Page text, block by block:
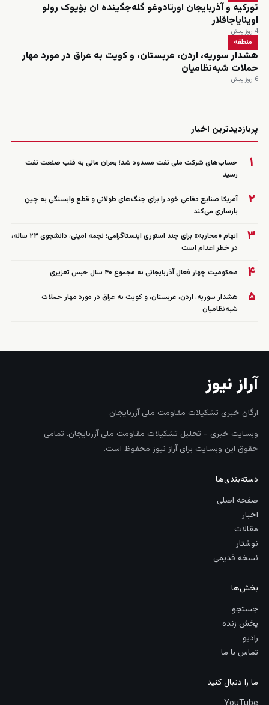
تورکیه و آذربایجان اورتادوغو گله‌جگینده ان بؤیوک رولو
اوینایاجاقلار
4 روز پیش
منطقه
هشدار سوریه، اردن، عربستان، و کویت به عراق در مورد مهار
حملات شبه‌نظامیان
6 روز پیش
پربازدیدترین اخبار
۱
حساب‌های شرکت ملی نفت مسدود شد؛ بحران مالی به قلب صنعت نفت
رسید
۲
آمریکا صنایع دفاعی خود را برای جنگ‌های طولانی و قطع وابستگی به چین
بازسازی می‌کند
۳
اتهام «محاربه» برای چند استوری اینستاگرامی؛ نجمه امینی، دانشجوی ۲۳ ساله،
در خطر اعدام است
۴ محکومیت چهار فعال آذربایجانی به مجموع ۴۰ سال حبس تعزیری
۵
هشدار سوریه، اردن، عربستان، و کویت به عراق در مورد مهار حملات
شبه‌نظامیان
آراز نیوز
ارگان خبری تشکیلات مقاومت ملی آزربایجان
وبسایت خبری - تحلیل تشکیلات مقاومت ملی آزربایجان. تمامی
حقوق این وبسایت برای آراز نیوز محفوظ است.
دسته‌بندی‌ها
صفحه اصلی
اخبار
مقالات
نوشتار
نسخه قدیمی
بخش‌ها
جستجو
پخش زنده
رادیو
تماس با ما
ما را دنبال کنید